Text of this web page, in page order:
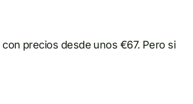
precios desde unos €67. Pero si